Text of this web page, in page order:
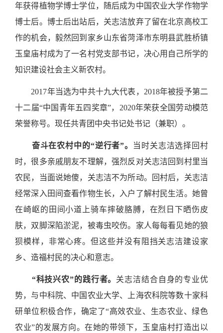
年获得植物学博士学位，随后成为中国农业大学作物学
博士后。博士后出站后，关志洁放弃了留在北京高校工
作的机会，毅然回到家乡山东省菏泽市东明县武胜桥镇
玉皇庙村成为了一名村党支部书记，决心用自己所学的
知识建设社会主义新农村。
2017年当选为中共十九大代表， 2018年被授予第二
十二届“中国青年五四奖章”， 2020年荣获全国劳动模范
荣誉称号。现任共青团中央书记处书记（兼职）。
奋斗在农村中的“逆行者”。
当时关志洁选择回村
时，很多亲戚朋友不理解，强烈反对关志洁回到村里当
农民，当面说她傻，关志洁不为所动。回村后，关志洁
经常深入田间查看作物生长，入户了解村民生活。她曾
在崎岖的田间小道上骑车摔破胳膊，在烈日下晒伤皮
肤，双脚深陷淤泥，被毒虫咬伤。家人每每看见她的狼
狈模样，非常心疼。但这些并没有阻挡关志洁建设家
乡、造福村民的决心和意志。
“科技兴农”的践行者。 关志洁结合自身的专业优
势，与中科院、中国农业大学、上海农科院等数十家科
研单位积极合作，确定了“高效农业、生态农业、绿色
农业”的发展方向。在她的带领下，玉皇庙村打造出以